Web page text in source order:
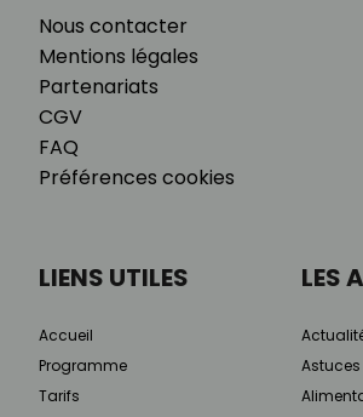
Nous contacter
Mentions légales
Partenariats
CGV
FAQ
Préférences cookies
LIENS UTILES
Accueil
Programme
Tarifs
LES